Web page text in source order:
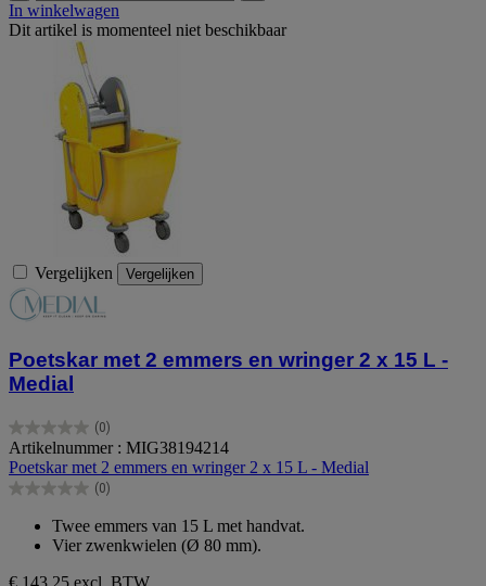
In winkelwagen
Dit artikel is momenteel niet beschikbaar
Vergelijken Vergelijken
Poetskar met 2 emmers en wringer 2 x 15 L -
Medial
(0)
0.0
van
de
5
Artikelnummer : MIG38194214
Poetskar met 2 emmers en wringer 2 x 15 L - Medial
(0)
0.0
sterren.
Twee emmers van 15 L met handvat.
Vier zwenkwielen (Ø 80 mm).
€ 143,25 excl. BTW